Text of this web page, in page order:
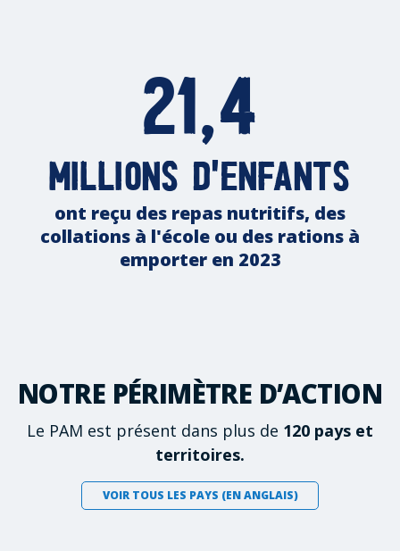
21,4
millions d'enfants
ont reçu des repas nutritifs, des
collations à l'école ou des rations à
emporter en 2023
NOTRE PÉRIMÈTRE D’ACTION
Le PAM est présent dans plus de 120 pays et
territoires.
VOIR TOUS LES PAYS (EN ANGLAIS)